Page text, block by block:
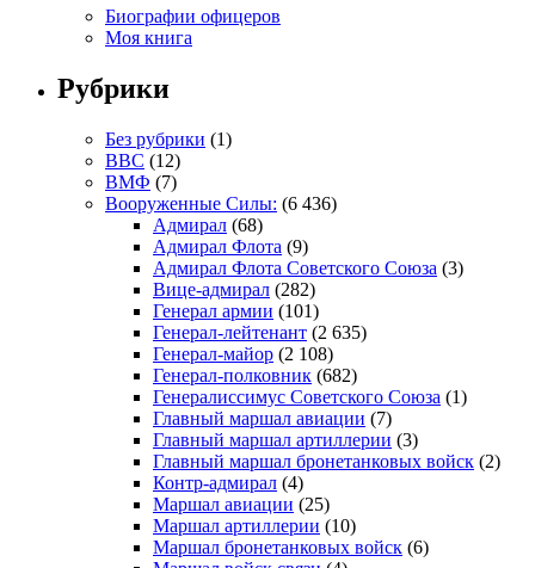
Биографии офицеров
Моя книга
Рубрики
Без рубрики (1)
ВВС (12)
ВМФ (7)
Вооруженные Силы: (6 436)
Адмирал (68)
Адмирал Флота (9)
Адмирал Флота Советского Союза (3)
Вице-адмирал (282)
Генерал армии (101)
Генерал-лейтенант (2 635)
Генерал-майор (2 108)
Генерал-полковник (682)
Генералиссимус Советского Союза (1)
Главный маршал авиации (7)
Главный маршал артиллерии (3)
Главный маршал бронетанковых войск (2)
Контр-адмирал (4)
Маршал авиации (25)
Маршал артиллерии (10)
Маршал бронетанковых войск (6)